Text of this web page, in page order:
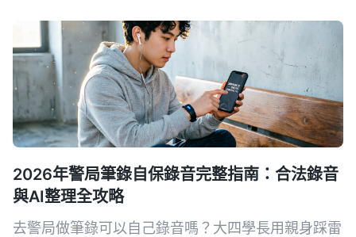
2026年警局筆錄自保錄音完整指南：合法錄音
與AI整理全攻略
去警局做筆錄可以自己錄音嗎？大四學長用親身踩雷